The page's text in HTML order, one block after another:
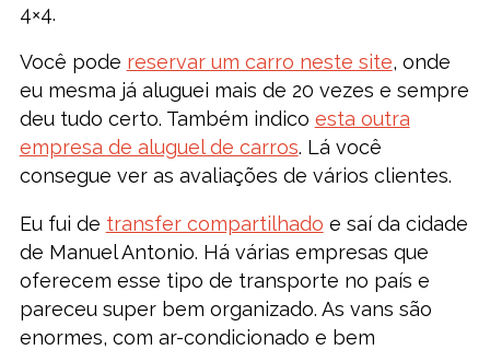
4×4.
Você pode reservar um carro neste site, onde
eu mesma já aluguei mais de 20 vezes e sempre
deu tudo certo. Também indico esta outra
empresa de aluguel de carros. Lá você
consegue ver as avaliações de vários clientes.
Eu fui de transfer compartilhado e saí da cidade
de Manuel Antonio. Há várias empresas que
oferecem esse tipo de transporte no país e
pareceu super bem organizado. As vans são
enormes, com ar-condicionado e bem